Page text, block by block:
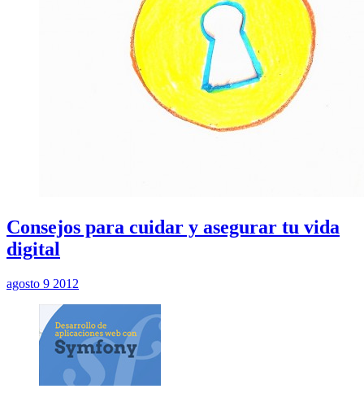
Consejos para cuidar y asegurar tu vida
digital
agosto 9 2012